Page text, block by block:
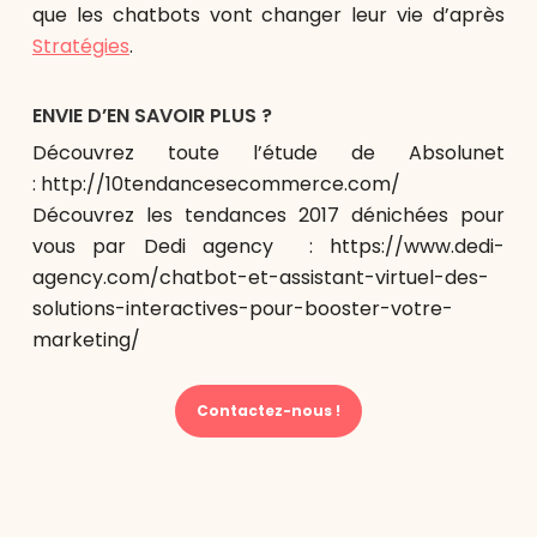
que les chatbots vont changer leur vie d’après
Stratégies.
ENVIE D’EN SAVOIR PLUS ?
Découvrez toute l’étude de Absolunet
: http://10tendancesecommerce.com/
Découvrez les tendances 2017 dénichées pour
vous par Dedi agency : https://www.dedi-
agency.com/chatbot-et-assistant-virtuel-des-
solutions-interactives-pour-booster-votre-
marketing/
Contactez-nous !